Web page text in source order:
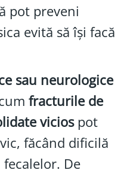
pot preveni
evită să își facă
sau neurologice
fracturile de
viciospot
făcând dificilă
De